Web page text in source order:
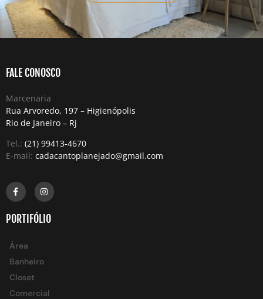
FALE CONOSCO
Marcenaria
Rua Arvoredo, 197 – Higienópolis
Rio de Janeiro – Rj
Tel.: (21) 99413-4670
E-mail: cadacantoplanejado@gmail.com
PORTIFÓLIO
Área
Banheiro
Closet
Comercial